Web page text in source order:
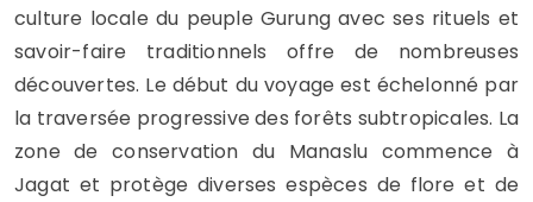
culture locale du peuple Gurung avec ses rituels et
savoir-faire traditionnels offre de nombreuses
découvertes. Le début du voyage est échelonné par
la traversée progressive des forêts subtropicales. La
zone de conservation du Manaslu commence à
Jagat et protège diverses espèces de flore et de